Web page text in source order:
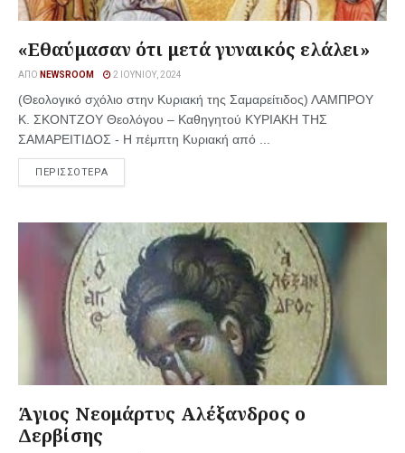
«Εθαύμασαν ότι μετά γυναικός ελάλει»
ΑΠΌ NEWSROOM 2 ΙΟΥΝΊΟΥ, 2024
(Θεολογικό σχόλιο στην Κυριακή της Σαμαρείτιδος) ΛΑΜΠΡΟΥ
Κ. ΣΚΟΝΤΖΟΥ Θεολόγου – Καθηγητού ΚΥΡΙΑΚΗ ΤΗΣ
ΣΑΜΑΡΕΙΤΙΔΟΣ - Η πέμπτη Κυριακή από ...
ΠΕΡΙΣΣΟΤΕΡΑ
Άγιος Νεομάρτυς Αλέξανδρος ο
Δερβίσης